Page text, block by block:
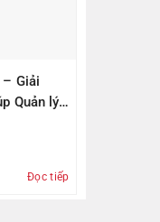
Giải
Quản lý
Đọc tiếp